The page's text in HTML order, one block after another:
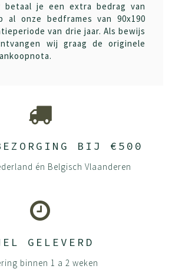
betaal je een extra bedrag van
al onze bedframes van 90x190
van drie jaar. Als bewijs
wij graag de originele
BIJ €500
én Belgisch Vlaanderen
GELEVERD
binnen 1 a 2 weken